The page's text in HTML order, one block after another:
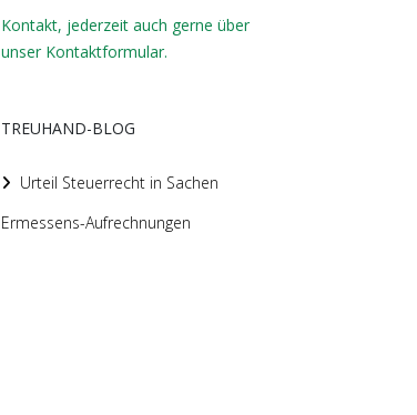
Kontakt, jederzeit auch gerne über
unser Kontaktformular.
TREUHAND-BLOG
Urteil Steuerrecht in Sachen
Ermessens-Aufrechnungen